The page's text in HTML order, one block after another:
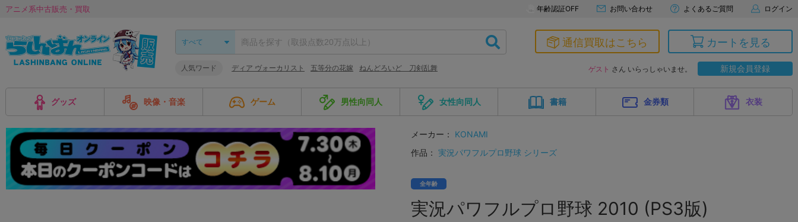
アニメ系中古販売・買取 年齢認証OFF お問い合わせ よくあるご質問 ログイン
人気ワード ディア ヴォーカリスト 五等分の花嫁 ねんどろいど 刀剣乱舞
通信買取はこちら カートを見る
ゲスト さん いらっしゃいませ。 新規会員登録
グッズ 映像・音楽 ゲーム 男性向同人 女性向同人 書籍 金券類 衣装
メーカー：
KONAMI
作品： 実況パワフルプロ野球 シリーズ
全年齢
実況パワフルプロ野球 2010 (PS3版)